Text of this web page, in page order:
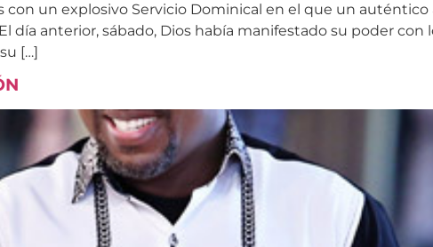
con un explosivo Servicio Dominical en el que un auténtico
día anterior, sábado, Dios había manifestado su poder con
[…]